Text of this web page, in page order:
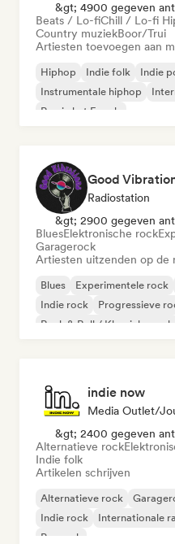
&gt; 4900 gegeven
Beats / Lo-fiChill / Lo-fi
Country muziekBoor/Trui
Artiesten toevoegen aan
Hiphop Indie folk Indie
Instrumentale hiphop
Rap in het Engels
Good
Radiostation
&gt; 2900 gegeven
BluesElektronische rock
Garagerock
Artiesten uitzenden op de
Blues Experimentele rock
Indie rock
Progressieve
Rock & Roll / Klassieke rock
indie now
Media Outlet/
&gt; 2400 gegeven
Alternatieve rock
Indie folk
Artikelen schrijven
Alternatieve rock
Indie rock
Internationale
Poprock